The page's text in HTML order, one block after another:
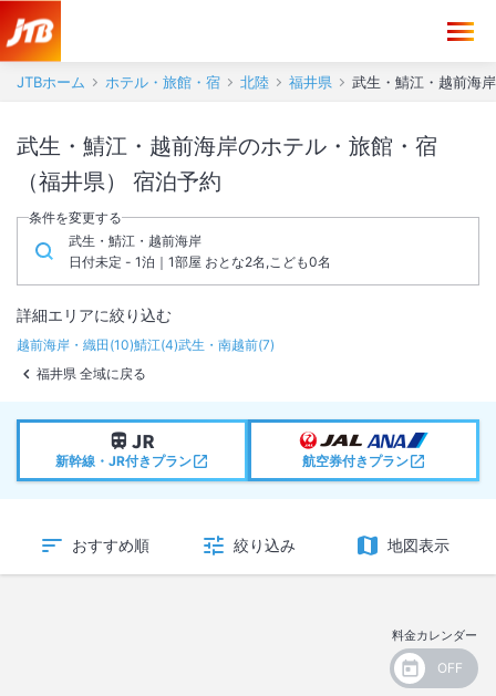
JTBホーム ホテル・旅館・宿 北陸 福井県 武生・鯖江・越前海
武生・鯖江・越前海岸のホテル・旅館・宿
（福井県） 宿泊予約
条件を変更する
武生・鯖江・越前海岸
日付未定 - 1泊｜1部屋 おとな2名,こども0名
詳細エリアに絞り込む
越前海岸・織田 (10)鯖江(4)武生・南越前(7)
福井県 全域に戻る
新幹線・JR付きプラン 航空券付きプラン
おすすめ順 絞り込み 地図表示
料金カレンダー